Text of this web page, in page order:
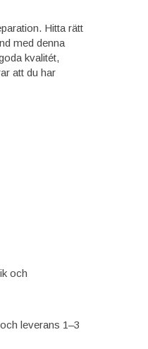
Hitta rätt
med denna
kvalitét,
att du har
och
leverans 1–3